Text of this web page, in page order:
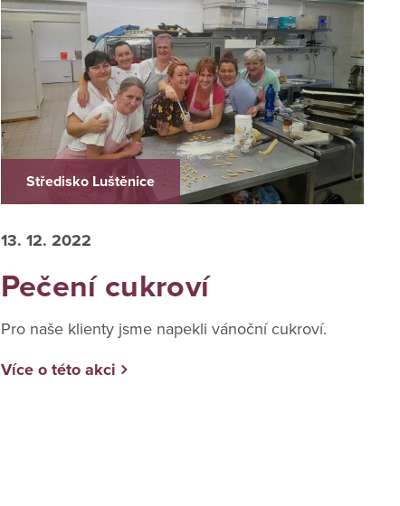
Středisko Luštěnice
13. 12. 2022
Pečení cukroví
Pro naše klienty jsme napekli vánoční cukroví.
Více o této akci